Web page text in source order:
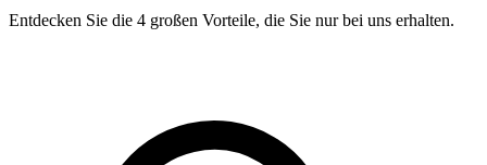
Entdecken Sie die 4 großen Vorteile, die Sie nur bei uns erhalten.